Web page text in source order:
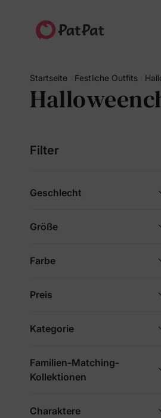
Startseite Festliche Outfits
Filter
Geschlecht
Größe
Farbe
Preis
Kategorie
Familien-Matching-
Kollektionen
Charaktere